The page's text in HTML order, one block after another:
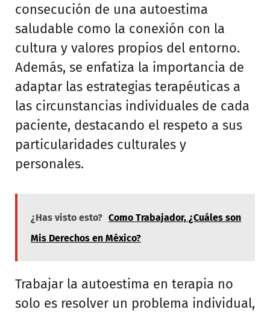
consecución de una autoestima
saludable como la conexión con la
cultura y valores propios del entorno.
Además, se enfatiza la importancia de
adaptar las estrategias terapéuticas a
las circunstancias individuales de cada
paciente, destacando el respeto a sus
particularidades culturales y
personales.
¿Has visto esto? Como Trabajador, ¿Cuáles son
Mis Derechos en México?
Trabajar la autoestima en terapia no
solo es resolver un problema individual,